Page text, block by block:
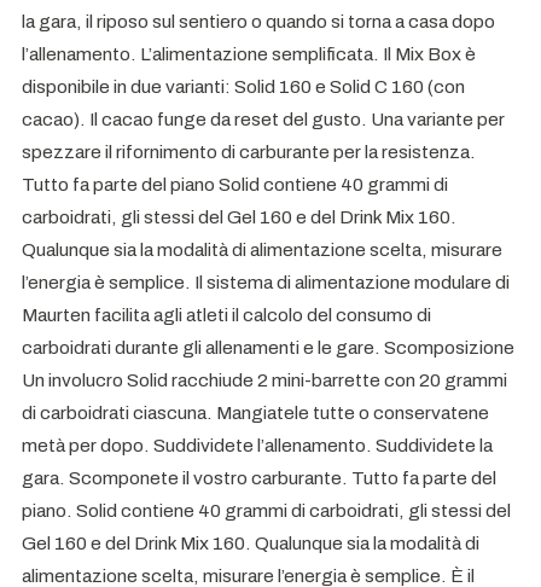
la gara, il riposo sul sentiero o quando si torna a casa dopo
l’allenamento. L’alimentazione semplificata. Il Mix Box è
disponibile in due varianti: Solid 160 e Solid C 160 (con
cacao). Il cacao funge da reset del gusto. Una variante per
spezzare il rifornimento di carburante per la resistenza.
Tutto fa parte del piano Solid contiene 40 grammi di
carboidrati, gli stessi del Gel 160 e del Drink Mix 160.
Qualunque sia la modalità di alimentazione scelta, misurare
l’energia è semplice. Il sistema di alimentazione modulare di
Maurten facilita agli atleti il calcolo del consumo di
carboidrati durante gli allenamenti e le gare. Scomposizione
Un involucro Solid racchiude 2 mini-barrette con 20 grammi
di carboidrati ciascuna. Mangiatele tutte o conservatene
metà per dopo. Suddividete l’allenamento. Suddividete la
gara. Scomponete il vostro carburante. Tutto fa parte del
piano. Solid contiene 40 grammi di carboidrati, gli stessi del
Gel 160 e del Drink Mix 160. Qualunque sia la modalità di
alimentazione scelta, misurare l’energia è semplice. È il